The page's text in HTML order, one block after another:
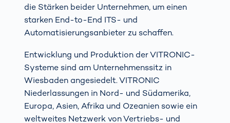
die Stärken beider Unternehmen, um einen
starken End-to-End ITS- und
Automatisierungsanbieter zu schaffen.
Entwicklung und Produktion der VITRONIC-
Systeme sind am Unternehmenssitz in
Wiesbaden angesiedelt. VITRONIC
Niederlassungen in Nord- und Südamerika,
Europa, Asien, Afrika und Ozeanien sowie ein
weltweites Netzwerk von Vertriebs- und